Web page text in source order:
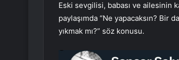
Eski sevgilisi, babası ve ailesinin
paylaşımda “Ne yapacaksın?
yıkmak mı?” söz konusu.